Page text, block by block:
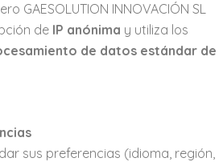
GAESOLUTION INNOVACIÓN SL
de IP anónima y utiliza los
de datos estándar de
sus preferencias (idioma, región,